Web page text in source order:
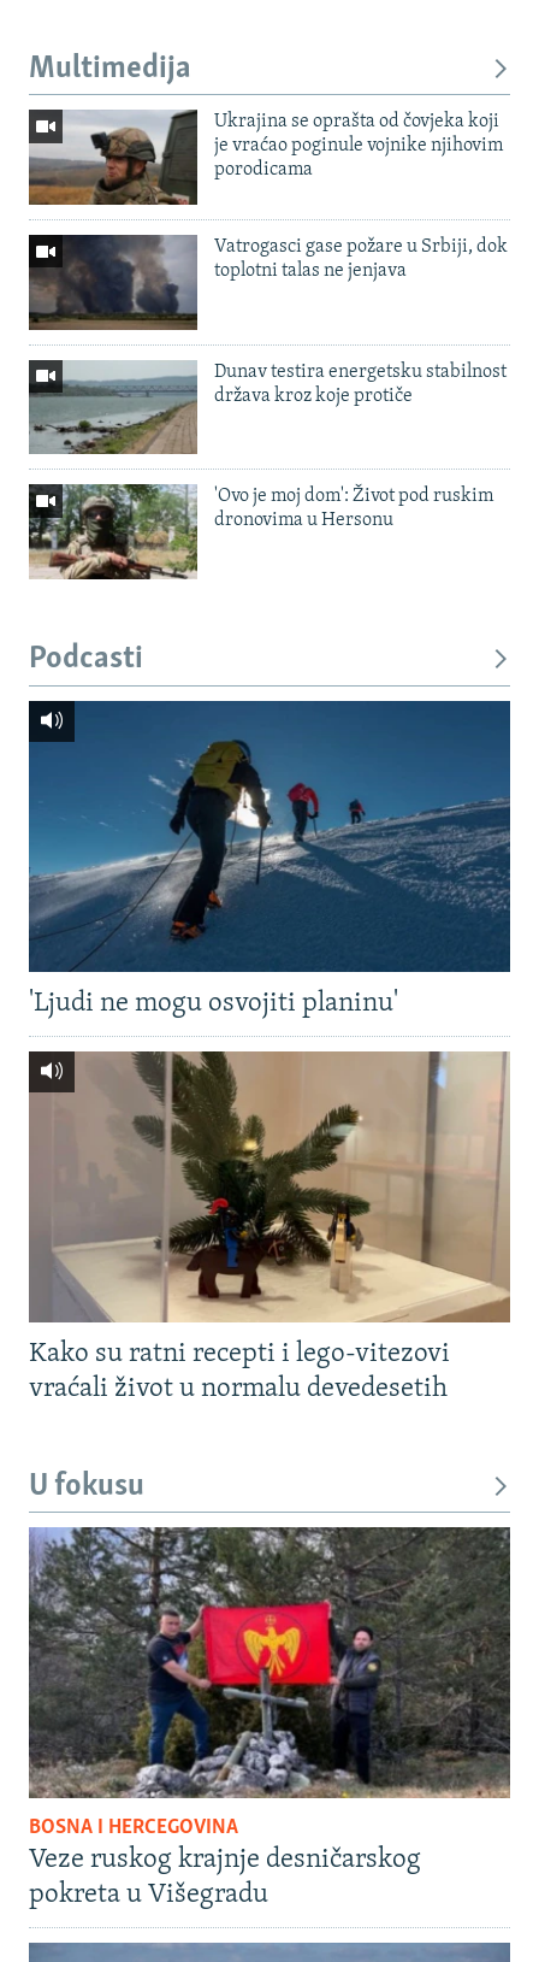
Multimedija
Ukrajina se oprašta od čovjeka koji
je vraćao poginule vojnike njihovim
porodicama
Vatrogasci gase požare u Srbiji, dok
toplotni talas ne jenjava
Dunav testira energetsku stabilnost
država kroz koje protiče
'Ovo je moj dom': Život pod ruskim
dronovima u Hersonu
Podcasti
'Ljudi ne mogu osvojiti planinu'
Kako su ratni recepti i lego-vitezovi
vraćali život u normalu devedesetih
U fokusu
BOSNA I HERCEGOVINA
Veze ruskog krajnje desničarskog
pokreta u Višegradu